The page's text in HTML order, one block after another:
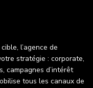
l’agence de
stratégie : corporate,
campagnes d’intérêt
tous les canaux de